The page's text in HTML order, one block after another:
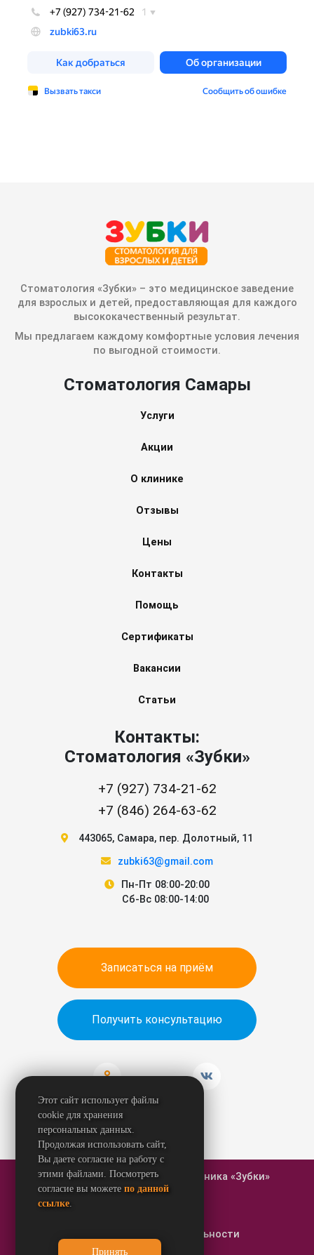
Стоматология «Зубки» – это медицинское заведение
для взрослых и детей, предоставляющая для каждого
высококачественный результат.
Мы предлагаем каждому комфортные условия лечения
по выгодной стоимости.
Стоматология Самары
Услуги
Акции
О клинике
Отзывы
Цены
Контакты
Помощь
Сертификаты
Вакансии
Статьи
Контакты:
Стоматология «Зубки»
+7 (927) 734-21-62
+7 (846) 264-63-62
443065, Самара, пер. Долотный, 11
zubki63@gmail.com
Пн-Пт 08:00-20:00
Сб-Вс 08:00-14:00
Записаться на приём
Получить консультацию
© 2026 Стоматологическая клиника «Зубки»
Политика конфиденциальности
Этот сайт использует файлы
cookie для хранения
персональных данных.
Продолжая использовать сайт,
Вы даете согласие на работу с
этими файлами. Посмотреть
согласие вы можетепо данной
ссылке